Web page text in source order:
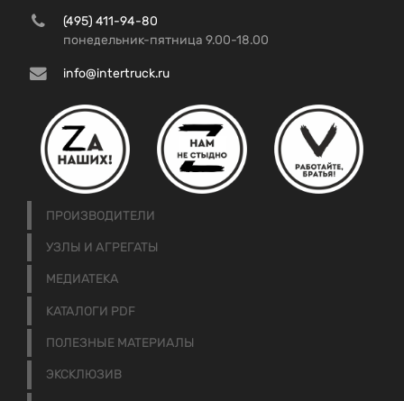
(495) 411-94-80
понедельник-пятница 9.00-18.00
info@intertruck.ru
ПРОИЗВОДИТЕЛИ
УЗЛЫ И АГРЕГАТЫ
МЕДИАТЕКА
КАТАЛОГИ PDF
ПОЛЕЗНЫЕ МАТЕРИАЛЫ
ЭКСКЛЮЗИВ